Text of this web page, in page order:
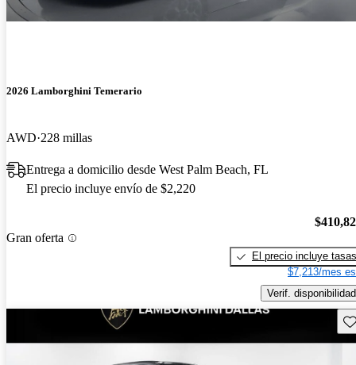
2026 Lamborghini Temerario
AWD 228 millas
Entrega a domicilio desde West Palm Beach, FL
El precio incluye envío de $2,220
Gran oferta
El precio incluye tasas
$7,213/mes
Verif. disponibilidad